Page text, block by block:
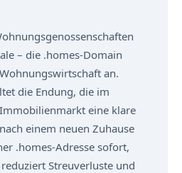
– die .homes-Domain
an.
die Endung, die im
eine klare
einem neuen Zuhause
.homes-Adresse sofort,
Streuverluste und